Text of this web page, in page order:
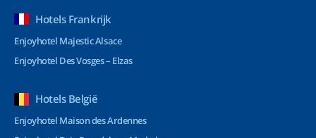
Hotels Frankrijk
Enjoyhotel Majestic Alsace
Enjoyhotel Des Vosges – Elzas
Hotels België
Enjoyhotel Maison des Ardennes